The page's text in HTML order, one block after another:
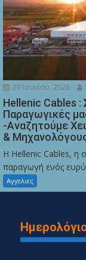
29 Ιουνίου, 2026
Hellenic Cables
Παραγωγικές
-Αναζητούμε
&
Η Hellenic Cables, η
παραγωγή ενός
Αγγελιες